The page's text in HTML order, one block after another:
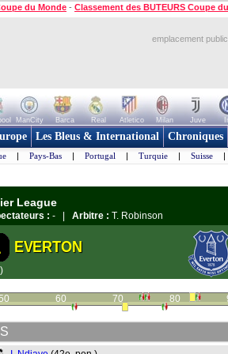
du Monde - Classement des BUTEURS Coupe
emplacement
ManCity Barca Real Atletico Milan Juve
Les Bleus & International Chroniques
| Pays-Bas | Portugal | Turquie | Suisse |
League
: - | Arbitre : T. Robinson
EVERTON
60 70 80